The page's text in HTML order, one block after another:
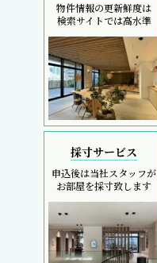
物件情報の更新鮮度は
検索サイトでは高水準
採寸サービス
申込後は当社スタッフが
お部屋を採寸致します